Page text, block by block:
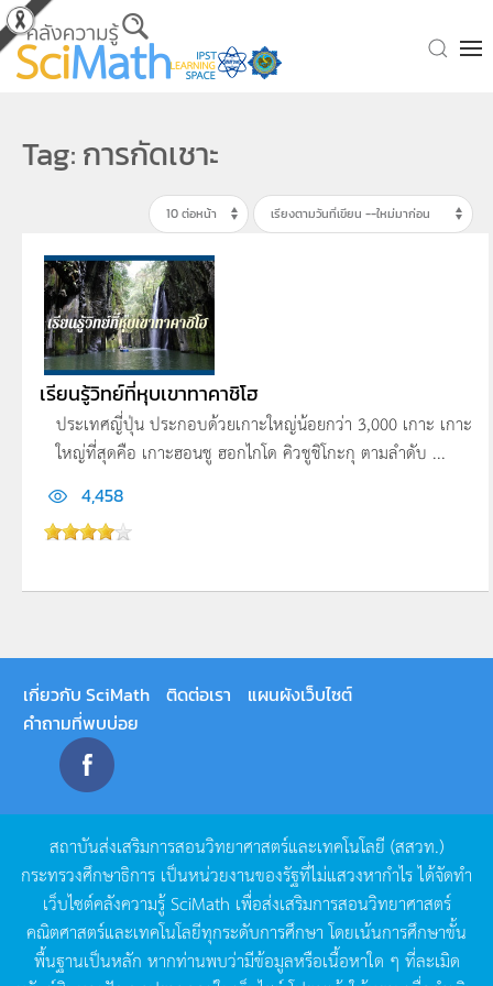
Skip to main content
Tag: การกัดเชาะ
เรียนรู้วิทย์ที่หุบเขาทาคาชิโฮ
ประเทศญี่ปุ่น ประกอบด้วยเกาะใหญ่น้อยกว่า 3,000 เกาะ เกาะ
ใหญ่ที่สุดคือ เกาะฮอนชู ฮอกไกโด คิวชูชิโกะกุ ตามลำดับ ...
4,458
เกี่ยวกับ SciMath ติดต่อเรา
แผนผังเว็บไซต์
คำถามที่พบบ่อย
สถาบันส่งเสริมการสอนวิทยาศาสตร์และเทคโนโลยี (สสวท.)
กระทรวงศึกษาธิการ เป็นหน่วยงานของรัฐที่ไม่แสวงหากำไรได้จัดทำ
เว็บไซต์คลังความรู้SciMath เพื่อส่งเสริมการสอนวิทยาศาสตร์
คณิตศาสตร์และเทคโนโลยีทุกระดับการศึกษา โดยเน้นการศึกษาขั้น
พื้นฐานเป็นหลัก หากท่านพบว่ามีข้อมูลหรือเนื้อหาใด ๆ ที่ละเมิด